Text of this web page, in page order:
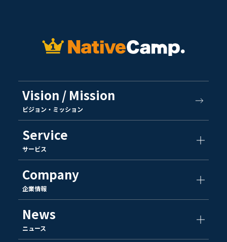
Vision / Mission
ビジョン・ミッション
Service
サービス
Company
企業情報
News
ニュース